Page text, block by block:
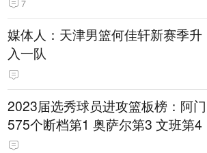
7
媒体人：天津男篮何佳轩新赛季升
入一队
2023届选秀球员进攻篮板榜：阿门
575个断档第1 奥萨尔第3 文班第4